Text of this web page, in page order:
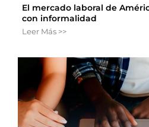
El mercado laboral de
con informalidad
Leer Más >>